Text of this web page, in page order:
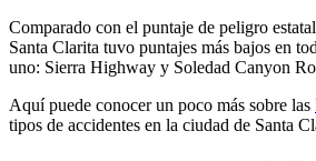
Comparado con el puntaje de peligro
Santa Clarita tuvo puntajes más bajos en
uno: Sierra Highway y Soledad Canyon
Aquí puede conocer un poco más sobre las
tipos de accidentes en la ciudad de Santa